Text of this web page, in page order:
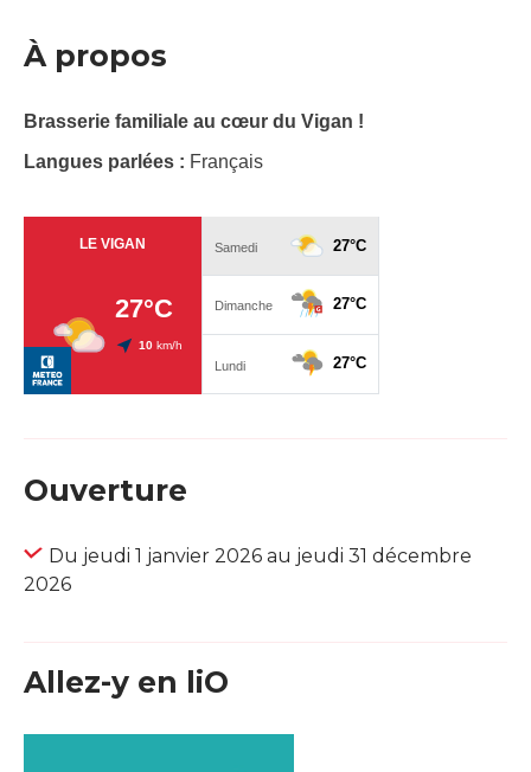
À propos
Brasserie familiale au cœur du Vigan !
Langues parlées : Français
Ouverture
Du jeudi 1 janvier 2026 au jeudi 31 décembre
2026
Allez-y en liO